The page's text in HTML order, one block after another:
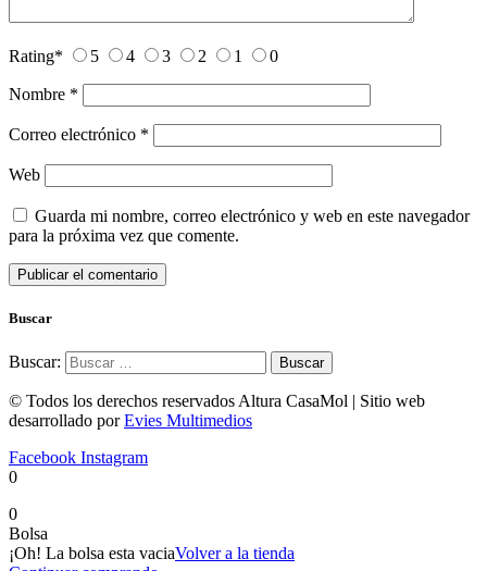
Rating* 5 4 3 2 1 0
Nombre *
Correo electrónico *
Web
Guarda mi nombre, correo electrónico y web en este navegador
para la próxima vez que comente.
Buscar
Buscar:
© Todos los derechos reservados Altura CasaMol | Sitio web
desarrollado porEvies Multimedios
Facebook Instagram
0
0
Bolsa
¡Oh! La bolsa esta vaciaVolver a la tienda